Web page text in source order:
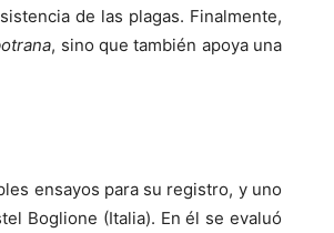
de las plagas. Finalmente,
, sino que también apoya una
ensayos para su registro, y uno
Boglione (Italia). En él se evaluó